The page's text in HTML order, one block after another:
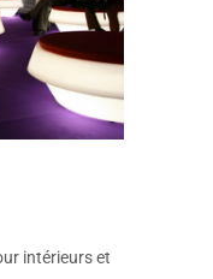
intérieurs et